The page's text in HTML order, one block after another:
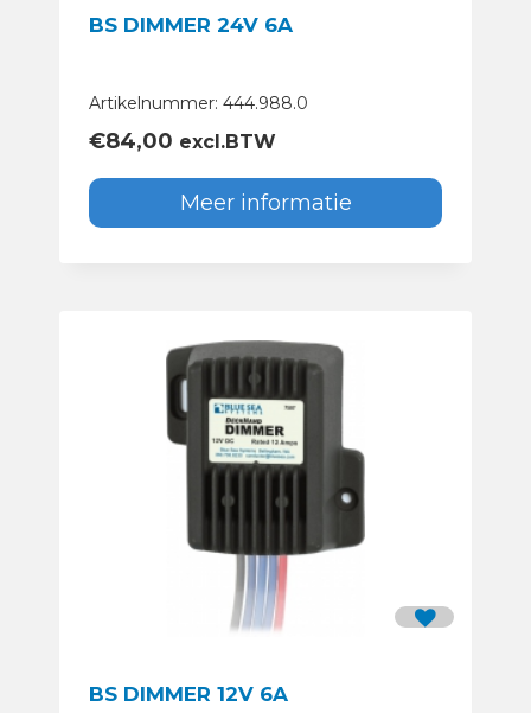
BS DIMMER 24V 6A
Artikelnummer: 444.988.0
€84,00 excl.BTW
Meer informatie
BS DIMMER 12V 6A